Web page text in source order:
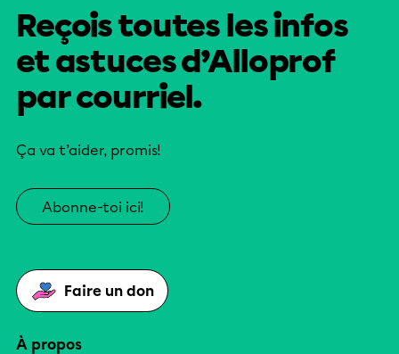
Reçois toutes les infos
et astuces d’Alloprof
par courriel.
Ça va t’aider, promis!
Abonne-toi ici!
Faire un don
À propos